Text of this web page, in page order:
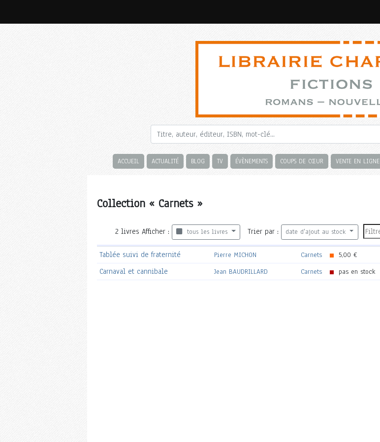
ACCUEIL ACTUALITÉ BLOG TV ÉVÈNEMENTS COUPS DE CŒUR VENTE EN LIGNE
Collection « Carnets »
2 livres Afficher : tous les livres Trier par : date d'ajout au stock
Tablée suivi de fraternité Pierre MICHON Carnets 5,00 €
Carnaval et cannibale Jean BAUDRILLARD Carnets pas en stock